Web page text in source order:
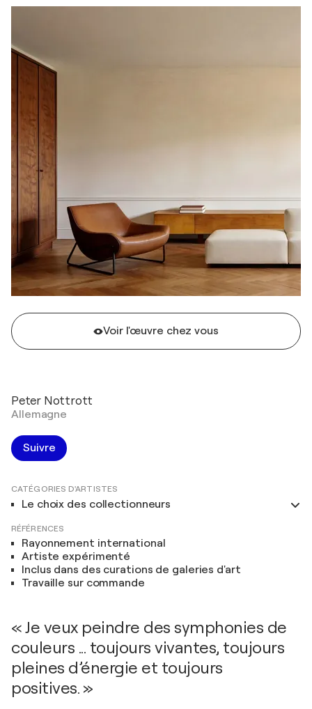
Voir l'œuvre chez vous
Peter Nottrott
Allemagne
Suivre
CATÉGORIES D'ARTISTES
Le choix des collectionneurs
RÉFÉRENCES
Rayonnement international
Artiste expérimenté
Inclus dans des curations de galeries d'art
Travaille sur commande
« Je veux peindre des symphonies de
couleurs ... toujours vivantes, toujours
pleines d’énergie et toujours
positives. »